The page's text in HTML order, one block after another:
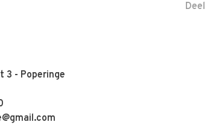
3 - Poperinge